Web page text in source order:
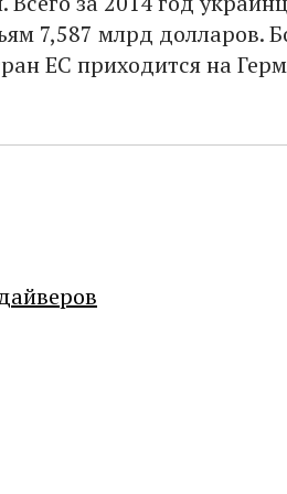
7,587 млрд долларов.
ЕС приходится на